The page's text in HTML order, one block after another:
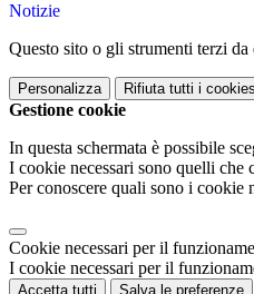
Notizie
Questo sito o gli strumenti terzi
Personalizza Rifiuta tutti i cookies
Gestione cookie
In questa schermata è possibile
I cookie necessari sono quelli
Per conoscere quali sono i cookie
Cookie necessari per il
I cookie necessari per il
Accetta tutti Salva le preferenze